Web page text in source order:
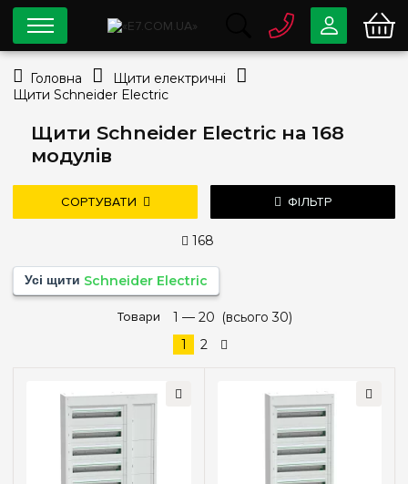
Щити Schneider Electric на 168
модулів
СОРТУВАТИ ФІЛЬТР
—
Кількість модулів
(+1)
168
Усі щити Schneider Electric
дорожче
нові надходження
Товари 1 — 20 (всього 30)
1
2
0 800
044334-79-78
Головна
Щити електричні
Щити Schneider Electric